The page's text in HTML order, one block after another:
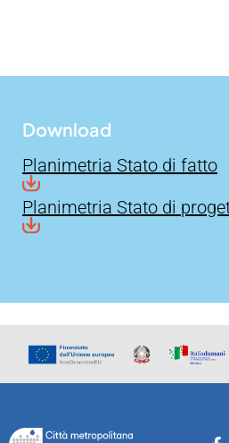
Download
Planimetria Stato di fatto
Planimetria Stato di